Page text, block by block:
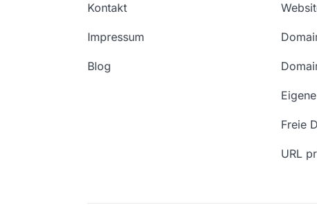
Kontakt
Impressum
Blog
Freie
URL